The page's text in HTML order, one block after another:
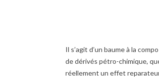
Il s’agit d’un baume à la
de dérivés pétro-chimique,
réellement un effet